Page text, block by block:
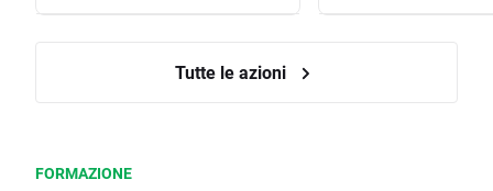
Tutte le azioni
FORMAZIONE